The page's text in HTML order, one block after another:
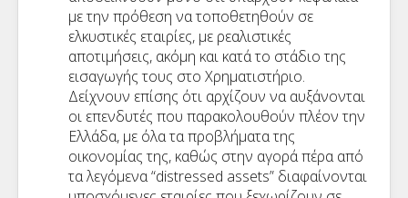
με την πρόθεση να τοποθετηθούν σε
ελκυστικές εταιρίες, με ρεαλιστικές
αποτιμήσεις, ακόμη και κατά το στάδιο της
εισαγωγής τους στο Χρηματιστήριο.
Δείχνουν επίσης ότι αρχίζουν να αυξάνονται
οι επενδυτές που παρακολουθούν πλέον την
Ελλάδα, με όλα τα προβλήματα της
οικονομίας της, καθώς στην αγορά πέρα από
τα λεγόμενα “distressed assets” διαφαίνονται